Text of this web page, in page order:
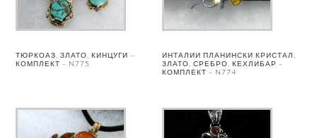
ТЮРКОАЗ, ЗЛАТО, КИНЦУГИ –
КОМПЛЕКТ – N775
ИНТАЛИИ ПЛАНИНСКИ КРИСТАЛ,
ЗЛАТО, СРЕБРО, КЕХЛИБАР –
КОМПЛЕКТ – N774